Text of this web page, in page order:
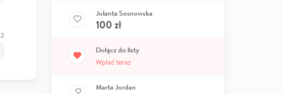
Jolanta Sosnowska
100 zł
Dołącz do listy
Wpłać teraz
Marta Jordan